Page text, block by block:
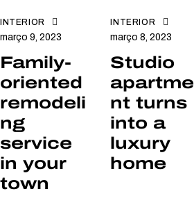
INTERIOR
março 9, 2023
Family-
oriented
remodeli
ng
service
in your
town
INTERIOR
março 8, 2023
Studio
apartme
nt turns
into a
luxury
home